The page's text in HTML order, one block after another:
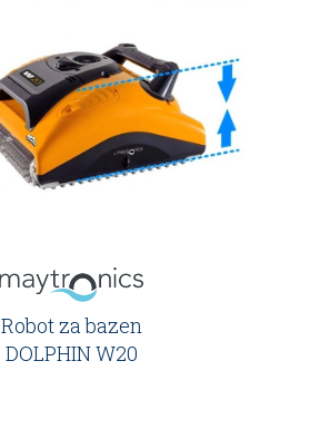
Robot za bazen
DOLPHIN W20